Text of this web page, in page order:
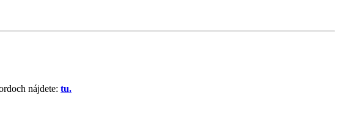
nájdete: tu.